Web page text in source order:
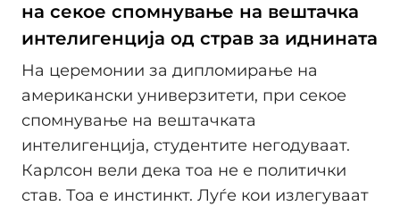
на секое спомнување на вештачка
интелигенција од страв за иднината
На церемонии за дипломирање на
американски универзитети, при секое
спомнување на вештачката
интелигенција, студентите негодуваат.
Карлсон вели дека тоа не е политички
став. Тоа е инстинкт. Луѓе кои излегуваат